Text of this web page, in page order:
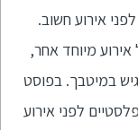
אירוע חשוב.
אירוע מיוחד אחר,
במיטבך. בפוסט
לפני אירוע